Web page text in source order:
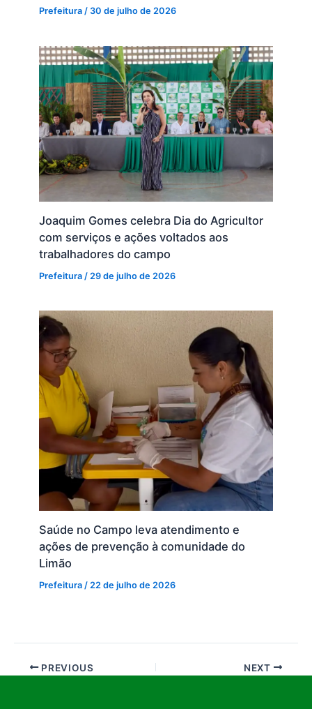
Prefeitura /30 de julho de 2026
Joaquim Gomes celebra Dia do Agricultor
com serviços e ações voltados aos
trabalhadores do campo
Prefeitura / 29 de julho de 2026
Saúde no Campo leva atendimento e
ações de prevenção à comunidade do
Limão
Prefeitura / 22 de julho de 2026
PREVIOUS NEXT